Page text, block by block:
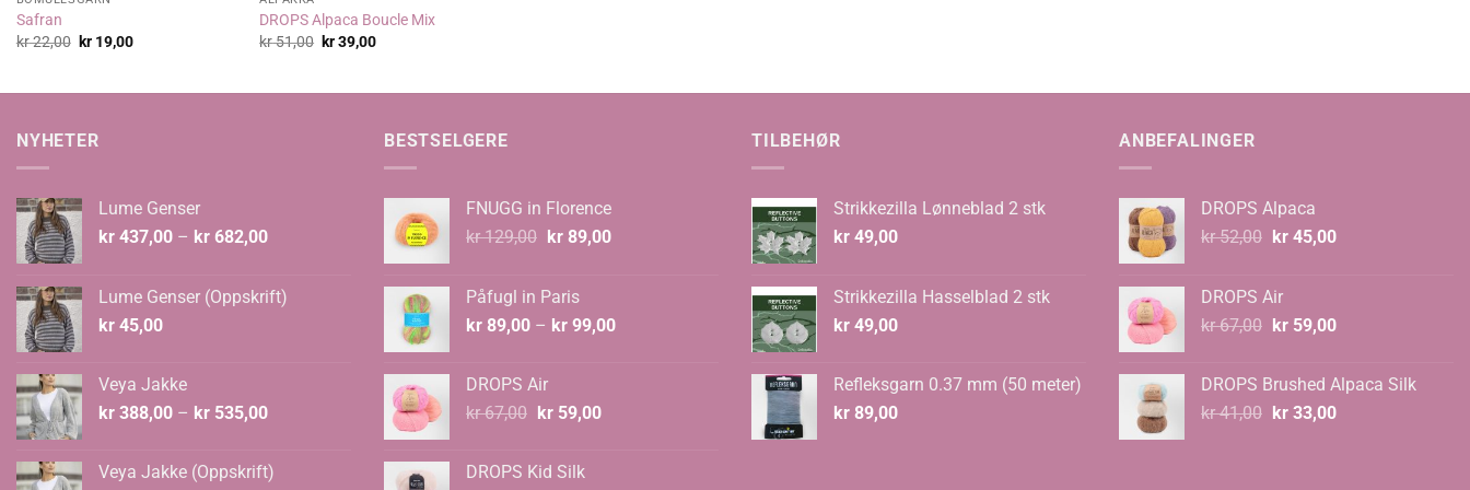
Safran
kr22,00 Opprinnelig
kr 19,00Nåværende
DROPS Alpaca Boucle Mix
kr51,00 Opprinnelig
kr39,00Nåværende
NYHETER
Lume Genser
kr 437,00 – kr 682,00Prisområde:
kr 682,00
Lume Genser (Oppskrift)
kr 45,00
Veya Jakke
kr 388,00 – kr 535,00Prisområde:
kr 535,00
Veya Jakke (Oppskrift)
BESTSELGERE
FNUGG in Florence
kr129,00 Opprinnelig
kr 129,00.
kr89,00Nåværende
Påfugl in Paris
kr 89,00 – kr 99,00Prisområde:
DROPS Air
kr67,00 Opprinnelig
kr 67,00.
kr59,00Nåværende
DROPS Kid Silk
TILBEHØR
Strikkezilla Lønneblad 2 stk
kr 49,00
Strikkezilla Hasselblad 2 stk
kr 49,00
Refleksgarn 0.37 mm (50 meter)
kr 89,00
ANBEFALINGER
DROPS Alpaca
kr52,00 Opprinnelig
kr 52,00.
kr45,00Nåværende
DROPS Air
kr67,00 Opprinnelig
kr 67,00.
kr59,00Nåværende
kr 59,00.
DROPS Brushed Alpaca Silk
kr41,00 Opprinnelig
kr33,00Nåværende